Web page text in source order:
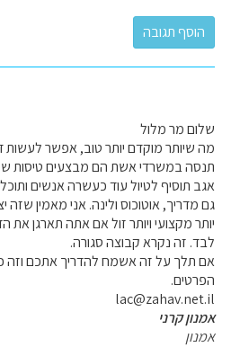
שלום מר מלול
מה שיותר מוקדם יותר טוב, אפשר לעשות
תנסה במשרדי אשת הם מבצעים טיסות
אגב תוסיף לטיול עוד כעשרה אנשים
גם מדריך, אוטוכוס ולינה. אני מאמין שזה
יותר מקצועי ויותר זול אם אתה תארגן את
לבד. זה נקרא קבוצה סגורה.
אם תלך על זה אשמח להדריך אתכם וזה
הפרטים.
lac@zahav.net.il
אמנון קרני
אמנון